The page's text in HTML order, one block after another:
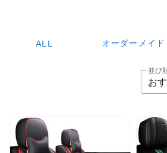
ALL オーダーメイド
並び
お